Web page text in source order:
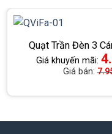
Quạt Trần Đèn 3
Giá khuyến mãi:
Giá bán: